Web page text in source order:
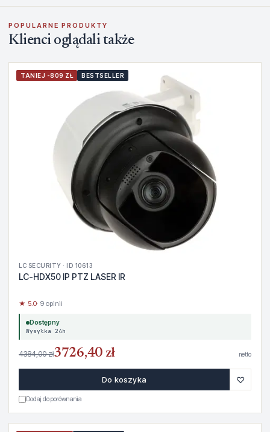
POPULARNE PRODUKTY
Klienci oglądali także
TANIEJ -809 ZŁ BESTSELLER
LC SECURITY · ID 10613
LC-HDX50 IP PTZ LASER IR
★ 5.0· 9 opinii
Dostępny
Wysyłka 24h
4384,00 zł3726,40 zł netto
Do koszyka ♡
Dodaj do porównania